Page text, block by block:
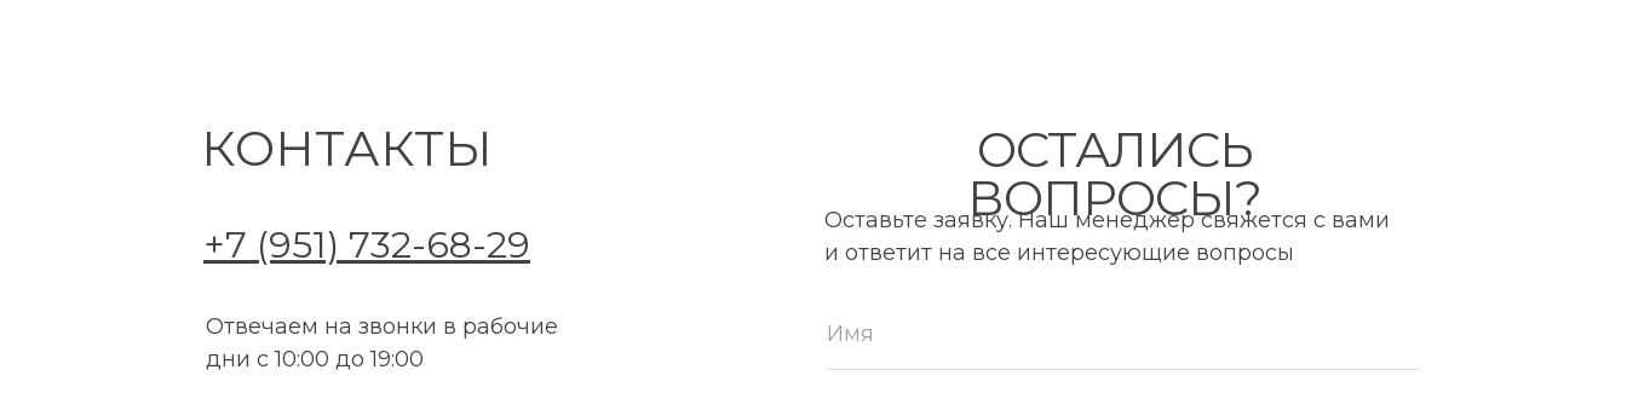
Оставьте заявку. Наш менеджер свяжется с вами
и ответит на все интересующие вопросы
КОНТАКТЫ
ОСТАЛИСЬ
ВОПРОСЫ?
+7 (951) 732-68-29
Отвечаем на звонки в рабочие
дни с 10:00 до 19:00